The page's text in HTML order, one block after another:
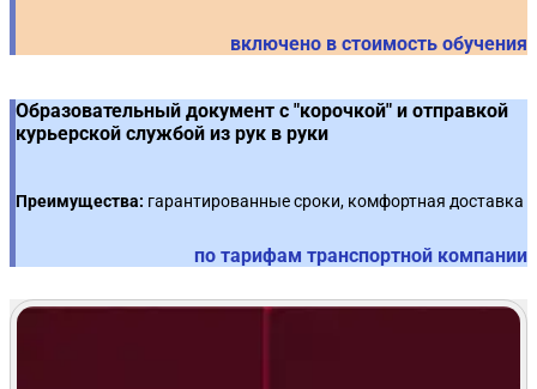
включено в стоимость обучения
Образовательный документ с "корочкой" и отправкой
курьерской службой из рук в руки
Преимущества: гарантированные сроки, комфортная доставка
по тарифам транспортной компании